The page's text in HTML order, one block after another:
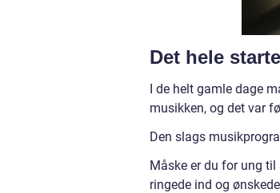
Det hele
I de helt gamle dage
musikken, og det var
Den slags
Måske er du for ung
ringede ind og